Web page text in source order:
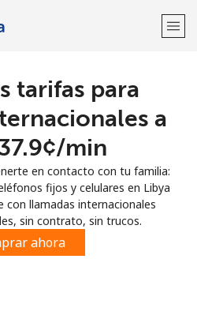
con
tarifas para
a
min
en contacto con tu familia:
fijos y celulares en Libya
con llamadas internacionales
sin contrato, sin trucos.
ahora